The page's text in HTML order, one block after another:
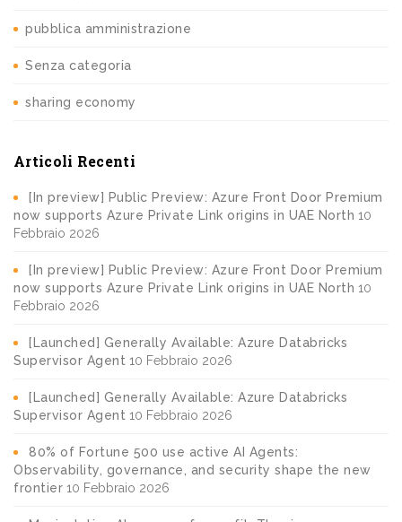
pubblica amministrazione
Senza categoria
sharing economy
Articoli Recenti
[In preview] Public Preview: Azure Front Door Premium
now supports Azure Private Link origins in UAE North 10
Febbraio 2026
[In preview] Public Preview: Azure Front Door Premium
now supports Azure Private Link origins in UAE North 10
Febbraio 2026
[Launched] Generally Available: Azure Databricks
Supervisor Agent 10 Febbraio 2026
[Launched] Generally Available: Azure Databricks
Supervisor Agent 10 Febbraio 2026
80% of Fortune 500 use active AI Agents:
Observability, governance, and security shape the new
frontier 10 Febbraio 2026